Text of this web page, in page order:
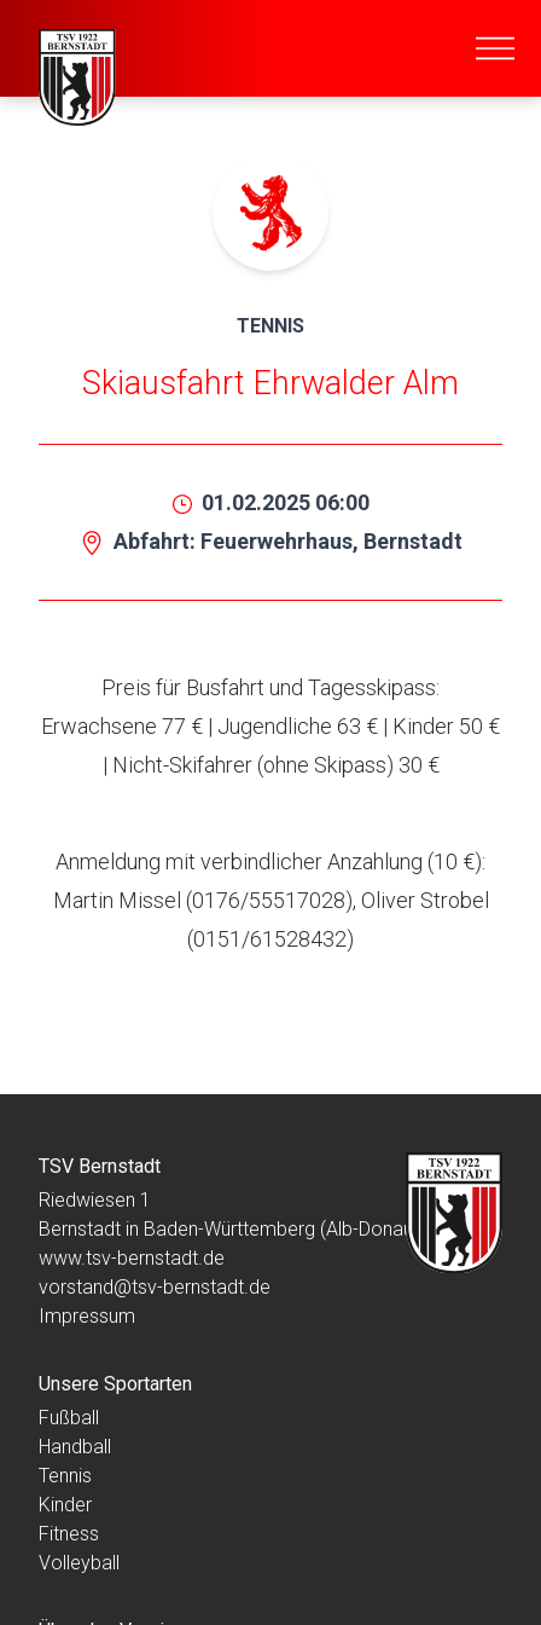
TENNIS
Skiausfahrt Ehrwalder Alm
01.02.2025 06:00
Abfahrt: Feuerwehrhaus, Bernstadt
Preis für Busfahrt und Tagesskipass:
Erwachsene 77 € | Jugendliche 63 € | Kinder 50 €
| Nicht-Skifahrer (ohne Skipass) 30 €
Anmeldung mit verbindlicher Anzahlung (10 €):
Martin Missel (0176/55517028), Oliver Strobel
(0151/61528432)
TSV Bernstadt
Riedwiesen 1
Bernstadt in Baden-Württemberg (Alb-Donau-Kreis)
www.tsv-bernstadt.de
vorstand@tsv-bernstadt.de
Impressum
Unsere Sportarten
Fußball
Handball
Tennis
Kinder
Fitness
Volleyball